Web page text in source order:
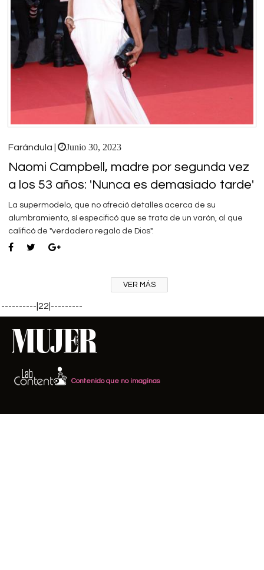
Farándula | Junio 30, 2023
Naomi Campbell, madre por segunda vez
a los 53 años: 'Nunca es demasiado tarde'
La supermodelo, que no ofreció detalles acerca de su
alumbramiento, sí especificó que se trata de un varón, al que
calificó de "verdadero regalo de Dios".
VER MÁS
----------|22|---------
Contenido que no imaginas